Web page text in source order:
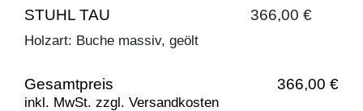
STUHL TAU 366,00 €
Holzart: Buche massiv, geölt
Gesamtpreis 366,00 €
inkl. MwSt. zzgl. Versandkosten